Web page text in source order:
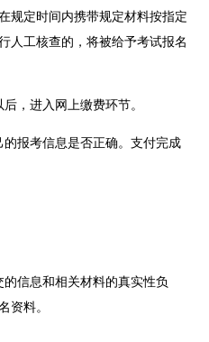
规定时间内携带规定材料按指定
人工核查的，将被给予考试报名
，进入网上缴费环节。
报考信息是否正确。支付完成
信息和相关材料的真实性负
资料。